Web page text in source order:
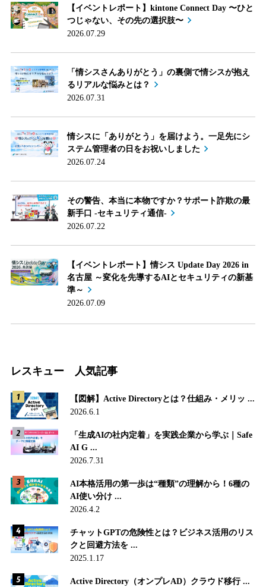
【イベントレポート】kintone Connect Day 〜ひと
つじゃない、その先の選択肢〜
2026.07.29
「情シスさんありがとう」の裏側で情シスが抱え
るリアルな悩みとは？
2026.07.31
情シスに「ありがとう」を届けよう。一足先にシ
ステム管理者の日をお祝いしました
2026.07.24
その警告、本当に本物ですか？サポート詐欺の最
新手口 -セキュリティ通信-
2026.07.22
【イベントレポート】情シス Update Day 2026 in
名古屋 ～変化を先導するAIとセキュリティの新基
準～
2026.07.09
レスキュー 人気記事
【図解】Active Directoryとは？仕組み・メリッ ...
2026.6.1
「生成AIの社内定着」を実践企業から学ぶ｜Safe
AI G ...
2026.7.31
AI本格活用の第一歩は“種類”の理解から！6種の
AI使い分け ...
2026.4.2
チャットGPTの危険性とは？ビジネス活用のリス
クと回避方法を ...
2025.1.17
Active Directory（オンプレAD）クラウド移行 ...